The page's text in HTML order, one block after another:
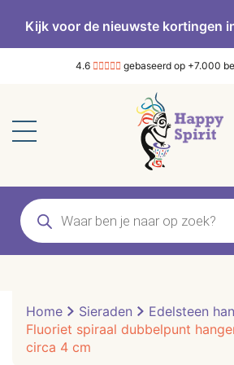
Kijk voor de nieuwste kortingen
4.6 gebaseerd op +7.000
Producten
zoeken
Home Sieraden
Edelsteen
Fluoriet spiraal dubbelpunt
circa 4 cm